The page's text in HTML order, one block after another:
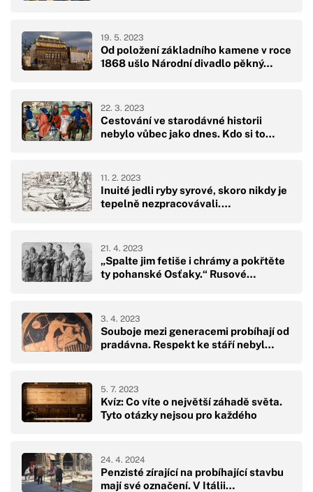
Od položení základního kamene v roce
1868 ušlo Národní divadlo pěkný…
19. 5. 2023
Cestování ve starodávné historii
nebylo vůbec jako dnes. Kdo si to…
22. 3. 2023
Inuité jedli ryby syrové, skoro nikdy je
tepelně nezpracovávali.…
11. 2. 2023
„Spalte jim fetiše i chrámy a pokřtěte
ty pohanské Osťaky.“ Rusové…
21. 4. 2023
Souboje mezi generacemi probíhají od
pradávna. Respekt ke stáří nebyl…
3. 4. 2023
Kvíz: Co víte o největší záhadě světa.
Tyto otázky nejsou pro každého
5. 7. 2023
Penzisté zírající na probíhající stavbu
mají své označení. V Itálii…
24. 4. 2024